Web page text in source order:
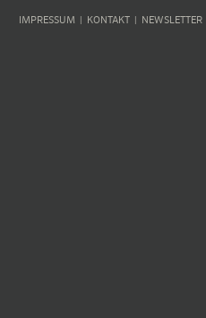
IMPRESSUM KONTAKT NEWSLETTER